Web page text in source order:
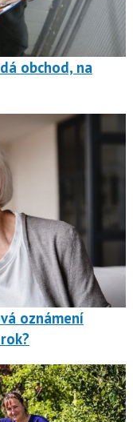
obchod, na
oznámení